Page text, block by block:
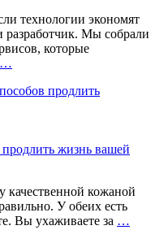
технологии экономят
разработчик. Мы собрали
которые
…
жизнь вашей
качественной кожаной
У обеих есть
Вы ухаживаете за …